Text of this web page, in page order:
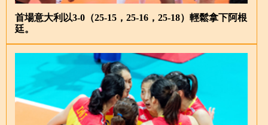
首場意大利以3-0（25-15，25-16，25-18）輕鬆拿下阿根
廷。